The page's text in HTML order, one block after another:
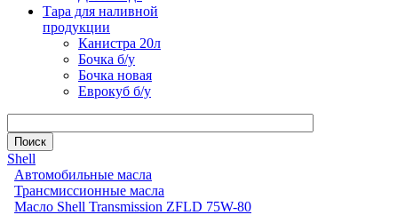
Тара для наливной
продукции
Канистра 20л
Бочка б/у
Бочка новая
Еврокуб б/у
Shell
Автомобильные масла
Трансмиссионные масла
Масло Shell Transmission ZFLD 75W-80